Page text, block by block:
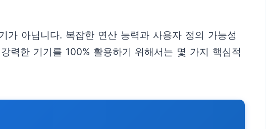
가 아닙니다. 복잡한 연산 능력과 사용자 정의 가능성
력한 기기를 100% 활용하기 위해서는 몇 가지 핵심적